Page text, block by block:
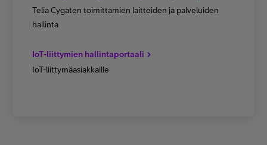
Telia Cygaten toimittamien laitteiden ja palveluiden
hallinta
IoT-liittymien hallintaportaali
IoT-liittymäasiakkaille